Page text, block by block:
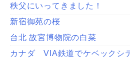
秩父にいってきました！
新宿御苑の桜
台北 故宮博物院の白菜
カナダ VIA鉄道でケベックシ